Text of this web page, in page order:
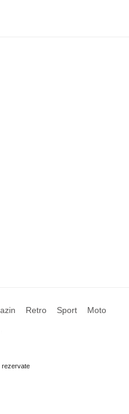
Retro Sport Moto
rezervate